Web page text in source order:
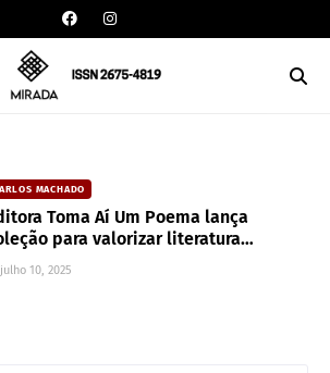
CARLOS MACHADO
Editora Toma Aí Um Poema lança
coleção para valorizar literatura
paranaense
julho 10, 2025
CAIXA DE POESIA
Canção de mim mesmo | Walt Whitman
junho 10, 2022